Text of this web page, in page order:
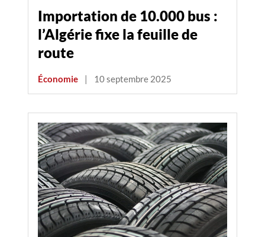
Importation de 10.000 bus :
l’Algérie fixe la feuille de
route
Économie | 10 septembre 2025